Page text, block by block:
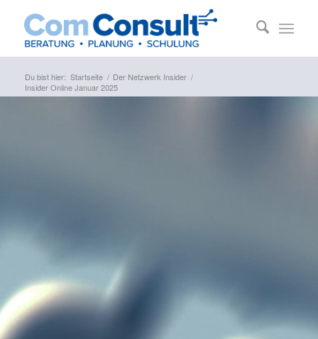
Du bist hier: Startseite / Der Netzwerk Insider /
Insider Online Januar 2025